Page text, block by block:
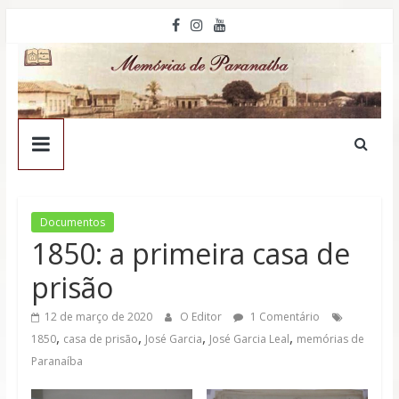
conteúdo
Memórias
Paranaíba
site
que
mantem
viva
Documentos
1850: a primeira casa de
prisão
12 de março de 2020 O Editor
1 Comentário
1850, casa de prisão, José Garcia, José Garcia Leal, memórias de
Paranaíba